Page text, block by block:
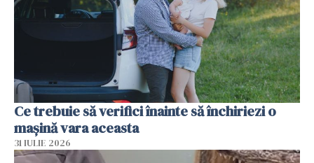
Ce trebuie să verifici înainte să închiriezi o
mașină vara aceasta
31 IULIE 2026